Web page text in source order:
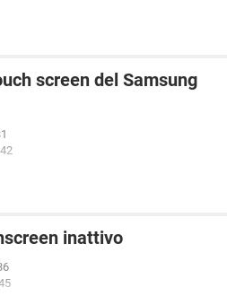
screen del Samsung
inattivo